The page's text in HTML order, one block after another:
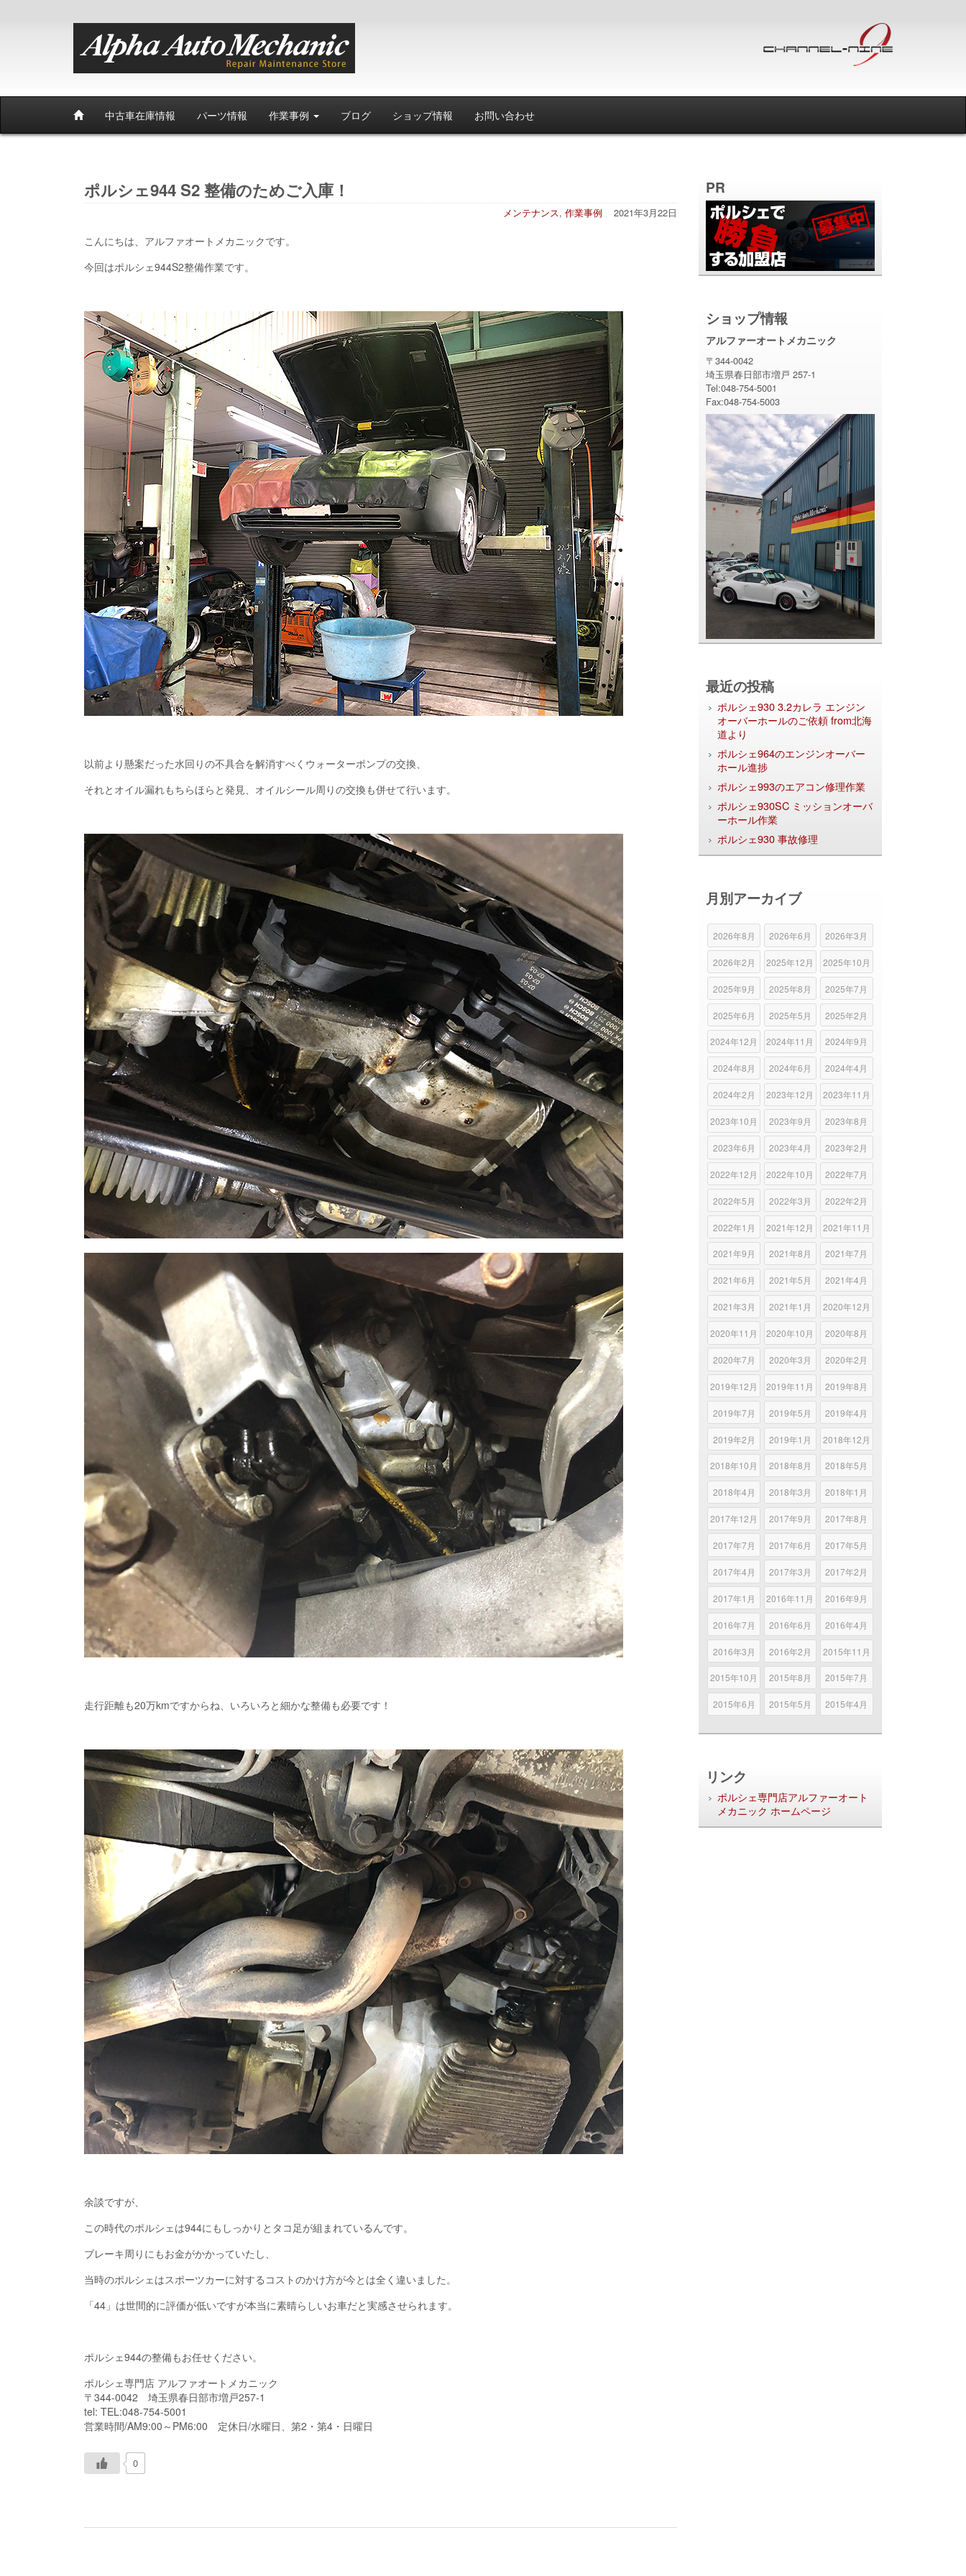
中古車在庫情報 パーツ情報 作業事例 ブログ ショップ情報 お問い合わせ
ポルシェ944 S2 整備のためご入庫！
2021年3月22日
メンテナンス, 作業事例
こんにちは、アルファオートメカニックです。
今回はポルシェ944S2整備作業です。
以前より懸案だった水回りの不具合を解消すべくウォーターポンプの交換、
それとオイル漏れもちらほらと発見、オイルシール周りの交換も併せて行います。
走行距離も20万kmですからね、いろいろと細かな整備も必要です！
余談ですが、
この時代のポルシェは944にもしっかりとタコ足が組まれているんです。
ブレーキ周りにもお金がかかっていたし、
当時のポルシェはスポーツカーに対するコストのかけ方が今とは全く違いました。
「44」は世間的に評価が低いですが本当に素晴らしいお車だと実感させられます。
ポルシェ944の整備もお任せください。
ポルシェ専門店 アルファオートメカニック
〒344-0042 埼玉県春日部市増戸257-1
tel: TEL:048-754-5001
営業時間/AM9:00～PM6:00 定休日/水曜日、第2・第4・日曜日
0
PR
ショップ情報
アルファーオートメカニック
〒344-0042
埼玉県春日部市増戸 257-1
Tel:048-754-5001
Fax:048-754-5003
最近の投稿
ポルシェ930 3.2カレラ エンジン
オーバーホールのご依頼 from北海
道より
ポルシェ964のエンジンオーバー
ホール進捗
ポルシェ993のエアコン修理作業
ポルシェ930SC ミッションオーバ
ーホール作業
ポルシェ930 事故修理
月別アーカイブ
2026年8月 2026年6月 2026年3月
2026年2月 2025年12月 2025年10月
2025年9月 2025年8月 2025年7月
2025年6月 2025年5月 2025年2月
2024年12月 2024年11月 2024年9月
2024年8月 2024年6月 2024年4月
2024年2月 2023年12月 2023年11月
2023年10月 2023年9月 2023年8月
2023年6月 2023年4月 2023年2月
2022年12月 2022年10月 2022年7月
2022年5月 2022年3月 2022年2月
2022年1月 2021年12月 2021年11月
2021年9月 2021年8月 2021年7月
2021年6月 2021年5月 2021年4月
2021年3月 2021年1月 2020年12月
2020年11月 2020年10月 2020年8月
2020年7月 2020年3月 2020年2月
2019年12月 2019年11月 2019年8月
2019年7月 2019年5月 2019年4月
2019年2月 2019年1月 2018年12月
2018年10月 2018年8月 2018年5月
2018年4月 2018年3月 2018年1月
2017年12月 2017年9月 2017年8月
2017年7月 2017年6月 2017年5月
2017年4月 2017年3月 2017年2月
2017年1月 2016年11月 2016年9月
2016年7月 2016年6月 2016年4月
2016年3月 2016年2月 2015年11月
2015年10月 2015年8月 2015年7月
2015年6月 2015年5月 2015年4月
リンク
ポルシェ専門店アルファーオート
メカニック ホームページ